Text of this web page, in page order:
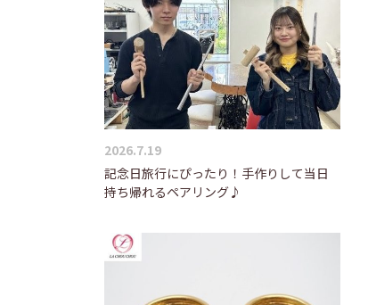
2026.7.19
記念日旅行にぴったり！手作りして当日
持ち帰れるペアリング♪